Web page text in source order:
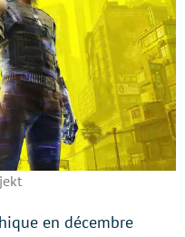
en décembre